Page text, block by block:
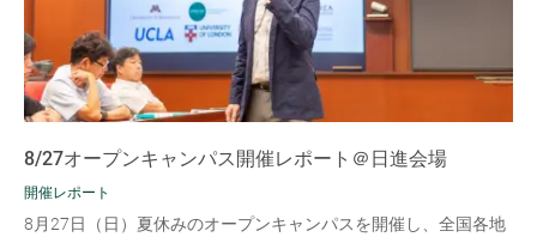
8/27オープンキャンパス開催レポート＠日進会場
開催レポート
8月27日（日）夏休みのオープンキャンパスを開催し、全国各地